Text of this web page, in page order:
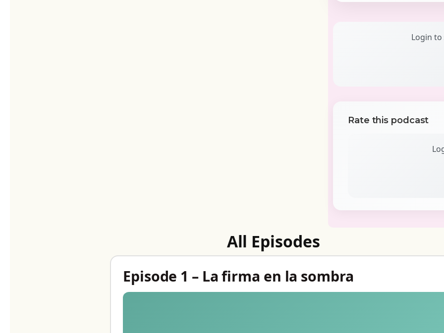
Login to
Rate this podcast
All Episodes
Episode 1 – La firma en la sombra